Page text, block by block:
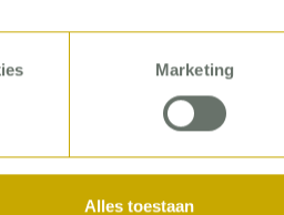
Marketing
Alles toestaan
dat je dat moet